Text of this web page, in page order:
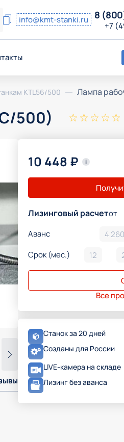
info@kmt-stanki.ru 8
+7
KTL56/500 Лампа
500)
10 448 ₽
Лизинговый расчетот
Аванс
Срок (мес.)
12
Все
Станок за 20 дней
Созданы для России
LIVE-камера на складе
Лизинг без аванса